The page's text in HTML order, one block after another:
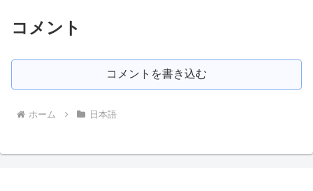
コメント
コメントを書き込む
ホーム 日本語